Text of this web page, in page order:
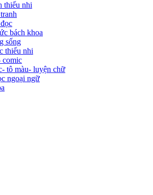
thiếu nhi
bách khoa
sống
thiếu nhi
comic
tô màu- luyện chữ
ngoại ngữ